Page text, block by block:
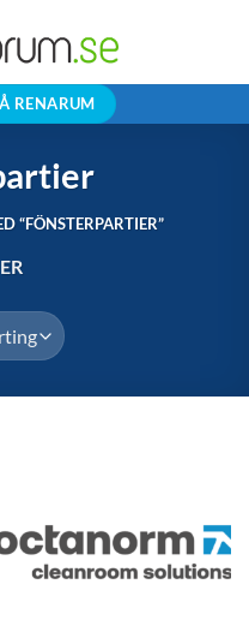
RENARUM
“FÖNSTERPARTIER”